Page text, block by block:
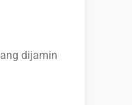
dijamin